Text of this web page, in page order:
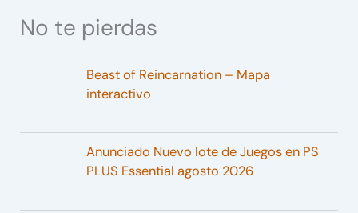
No te pierdas
Beast of Reincarnation – Mapa
interactivo
Anunciado Nuevo lote de Juegos en PS
PLUS Essential agosto 2026